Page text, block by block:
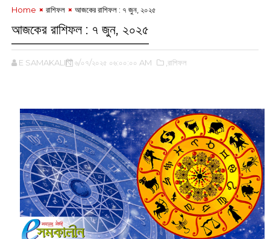
Home রাশিফল আজকের রাশিফল : ৭ জুন, ২০২৫
আজকের রাশিফল : ৭ জুন, ২০২৫
E SAMAKALIN ৬/০৭/২০২৫ ০৬:০০:০০ AM ,রাশিফল